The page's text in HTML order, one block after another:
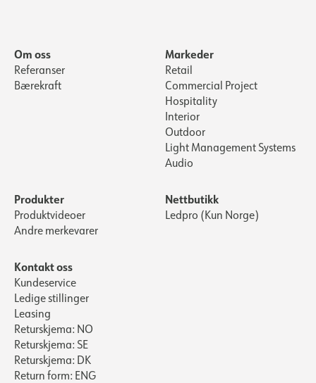
Om oss
Referanser
Bærekraft
Markeder
Retail
Commercial Project
Hospitality
Interior
Outdoor
Light Management Systems
Audio
Produkter
Produktvideoer
Andre merkevarer
Nettbutikk
Ledpro (Kun Norge)
Kontakt oss
Kundeservice
Ledige stillinger
Leasing
Returskjema: NO
Returskjema: SE
Returskjema: DK
Return form: ENG